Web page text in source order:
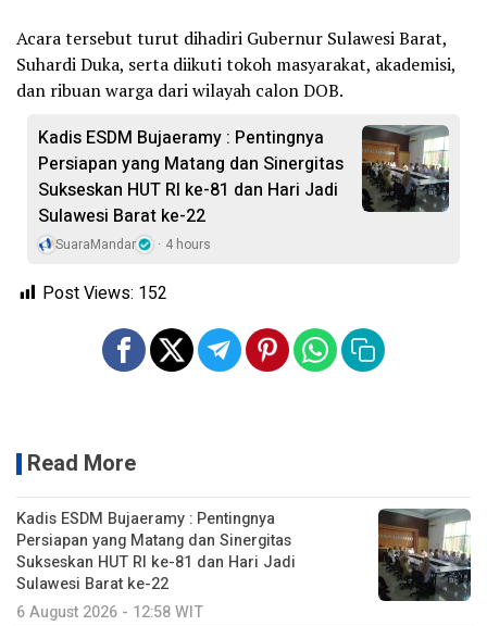
‎Acara tersebut turut dihadiri Gubernur Sulawesi Barat,
Suhardi Duka, serta diikuti tokoh masyarakat, akademisi,
dan ribuan warga dari wilayah calon DOB.
Kadis ESDM Bujaeramy : Pentingnya
Persiapan yang Matang dan Sinergitas
Sukseskan HUT RI ke-81 dan Hari Jadi
Sulawesi Barat ke-22
SuaraMandar 4 hours
Post Views: 152
Read More
Kadis ESDM Bujaeramy : Pentingnya
Persiapan yang Matang dan Sinergitas
Sukseskan HUT RI ke-81 dan Hari Jadi
Sulawesi Barat ke-22
6 August 2026 - 12:58 WIT